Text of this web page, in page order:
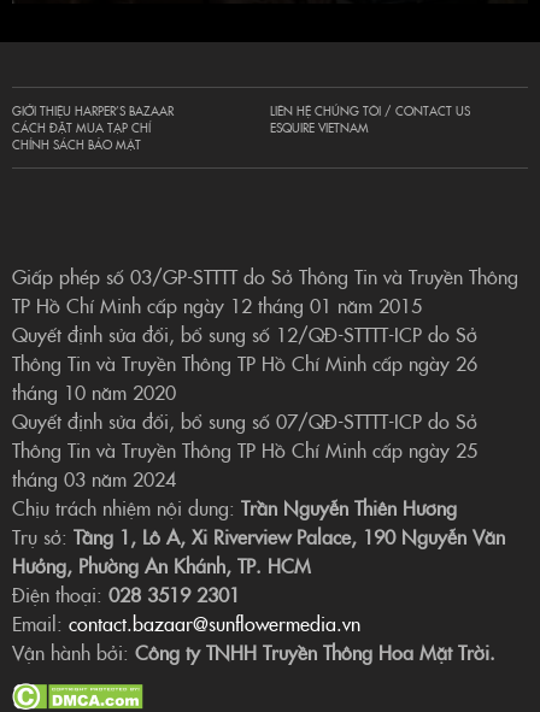
GIỚI THIỆU HARPER’S BAZAAR
CÁCH ĐẶT MUA TẠP CHÍ
CHÍNH SÁCH BẢO MẬT
LIÊN HỆ CHÚNG TÔI / CONTACT US
ESQUIRE VIETNAM
Giấp phép số 03/GP-STTTT do Sở Thông Tin và Truyền Thông
TP Hồ Chí Minh cấp ngày 12 tháng 01 năm 2015
Quyết định sửa đổi, bổ sung số 12/QĐ-STTTT-ICP do Sở
Thông Tin và Truyền Thông TP Hồ Chí Minh cấp ngày 26
tháng 10 năm 2020
Quyết định sửa đổi, bổ sung số 07/QĐ-STTTT-ICP do Sở
Thông Tin và Truyền Thông TP Hồ Chí Minh cấp ngày 25
tháng 03 năm 2024
Chịu trách nhiệm nội dung: Trần Nguyễn Thiên Hương
Trụ sở: Tầng 1, Lô A, Xi Riverview Palace, 190 Nguyễn Văn
Hưởng, Phường An Khánh, TP. HCM
Điện thoại: 028 3519 2301
Email: contact.bazaar@sunflowermedia.vn
Vận hành bởi: Công ty TNHH Truyền Thông Hoa Mặt Trời.